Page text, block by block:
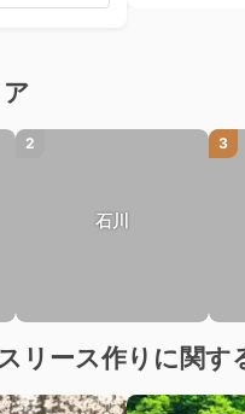
2
石川
3
リース作りに関す